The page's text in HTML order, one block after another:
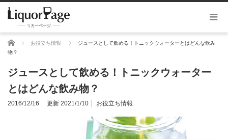
ホーム お役立ち情報
ジュースとして飲める！トニックウォーターとはどんな飲み
物？
ジュースとして飲める！トニックウォーター
とはどんな飲み物？
2016/12/16 更新 2021/1/10 お役立ち情報